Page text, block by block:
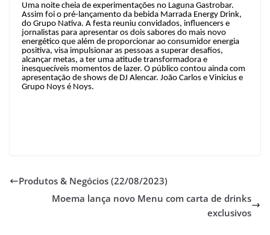
Uma noite cheia de experimentações no Laguna Gastrobar.
Assim foi o pré-lançamento da bebida Marrada Energy Drink,
do Grupo Nativa. A festa reuniu convidados, influencers e
jornalistas para apresentar os dois sabores do mais novo
energético que além de proporcionar ao consumidor energia
positiva, visa impulsionar as pessoas a superar desafios,
alcançar metas, a ter uma atitude transformadora e
inesquecíveis momentos de lazer. O público contou ainda com
apresentação de shows de DJ Alencar. João Carlos e Vinicius e
Grupo Noys é Noys.
Produtos & Negócios (22/08/2023)
Moema lança novo Menu com carta de drinks
exclusivos